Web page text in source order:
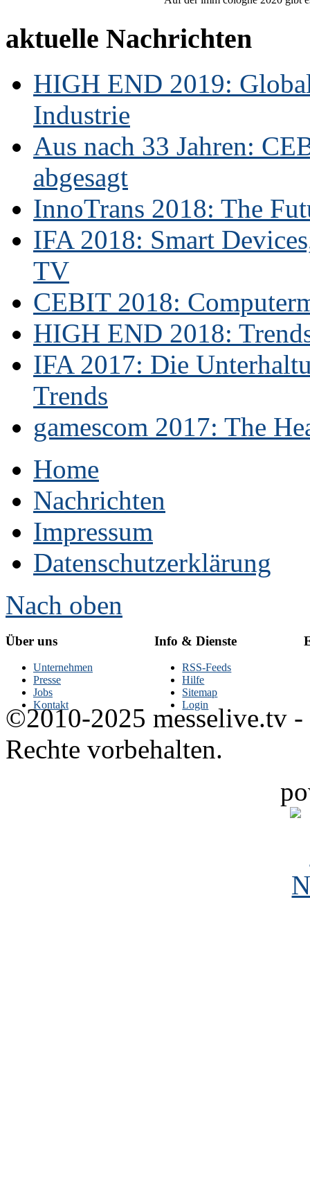
aktuelle Nachrichten
HIGH END 2019:
Industrie
Aus nach 33 Jahren:
abgesagt
InnoTrans 2018: The
IFA 2018: Smart
TV
CEBIT 2018:
HIGH END 2018:
IFA 2017: Die
Trends
gamescom 2017: The
Home
Nachrichten
Impressum
Datenschutzerklärung
Nach oben
Über uns
Unternehmen
Presse
Jobs
Kontakt
Info & Dienste
RSS-Feeds
Hilfe
Sitemap
Login
©2010-2025 messelive.tv -
Rechte vorbehalten.